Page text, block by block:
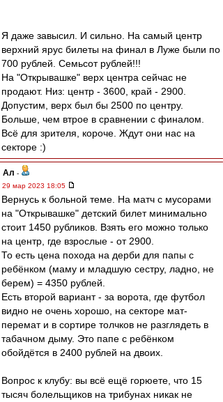
Я даже завысил. И сильно. На самый центр
верхний ярус билеты на финал в Луже были по
700 рублей. Семьсот рублей!!!
На "Открывашке" верх центра сейчас не
продают. Низ: центр - 3600, край - 2900.
Допустим, верх был бы 2500 по центру.
Больше, чем втрое в сравнении с финалом.
Всё для зрителя, короче. Ждут они нас на
секторе :)
Ал -
29 мар 2023 18:05
Вернусь к больной теме. На матч с мусорами
на "Открывашке" детский билет минимально
стоит 1450 рубликов. Взять его можно только
на центр, где взрослые - от 2900.
То есть цена похода на дерби для папы с
ребёнком (маму и младшую сестру, ладно, не
берем) = 4350 рублей.
Есть второй вариант - за ворота, где футбол
видно не очень хорошо, на секторе мат-
перемат и в сортире толчков не разглядеть в
табачном дыму. Это папе с ребёнком
обойдётся в 2400 рублей на двоих.
Вопрос к клубу: вы всё ещё горюете, что 15
тысяч болельщиков на трибунах никак не